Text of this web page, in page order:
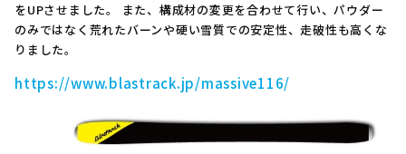
をUPさせました。 また、構成材の変更を合わせて行い、パウダー
のみではなく荒れたバーンや硬い雪質での安定性、走破性も高くな
りました。
https://www.blastrack.jp/massive116/